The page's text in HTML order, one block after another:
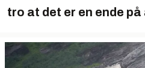
tro at det er en ende